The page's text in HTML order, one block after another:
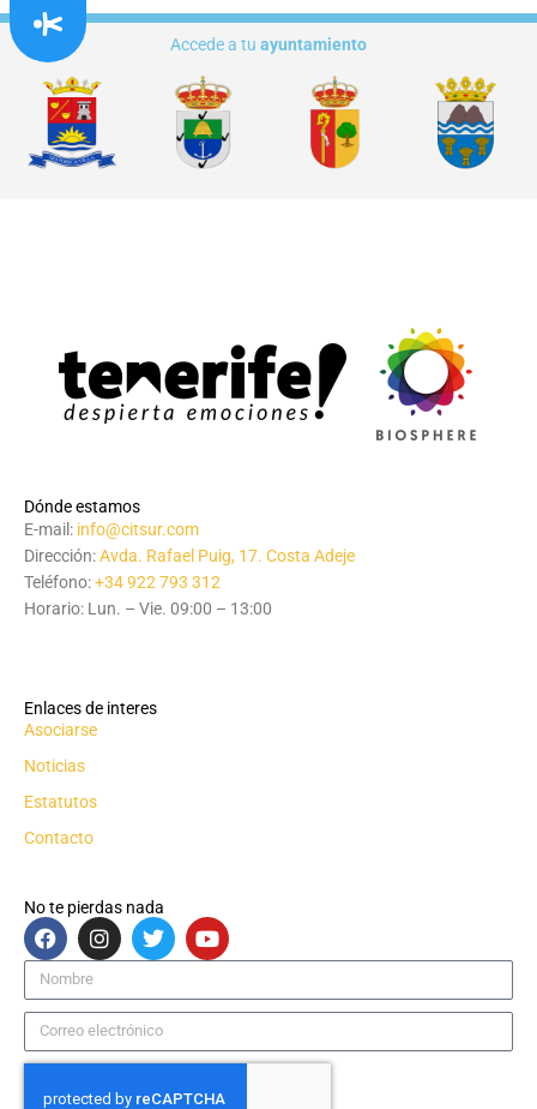
Accede a tu ayuntamiento
Dónde estamos
E-mail: info@citsur.com
Dirección:Avda. Rafael Puig, 17. Costa Adeje
Teléfono:+34 922 793 312
Horario: Lun. – Vie. 09:00 – 13:00
Enlaces de interes
Asociarse
Noticias
Estatutos
Contacto
No te pierdas nada
F
a
c
e
b
o
o
I
n
s
a
g
r
m
T
w
i
t
e
r
Y
o
u
u
e
Nombre
Correo
electrónico